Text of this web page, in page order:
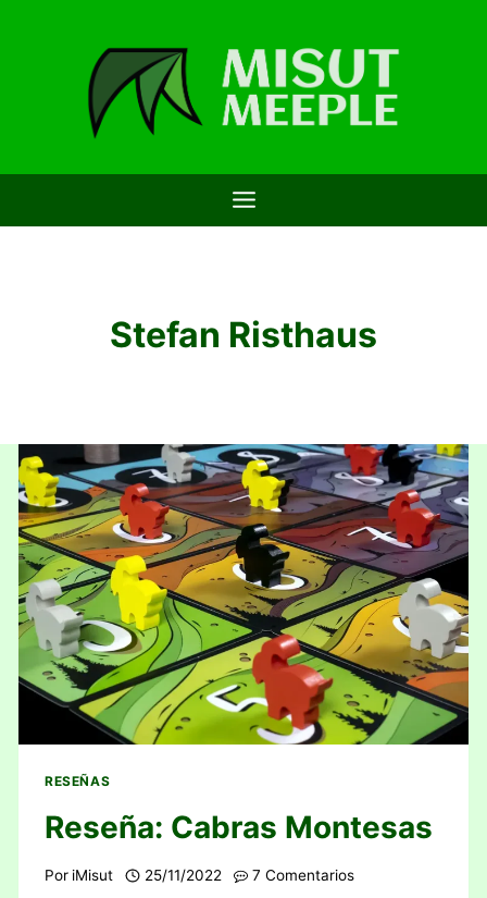
Stefan Risthaus
RESEÑAS
Reseña: Cabras Montesas
Por iMisut 25/11/2022 7 Comentarios